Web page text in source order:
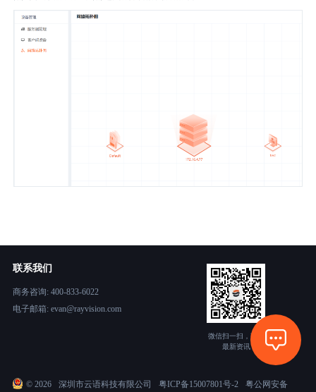
联系我们
商务咨询: 400-833-6022
电子邮箱: evan@rayvision.com
微信扫一扫，获取
最新资讯
© 2026 深圳市云语科技有限公司 粤ICP备15007801号-2
粤公网安备